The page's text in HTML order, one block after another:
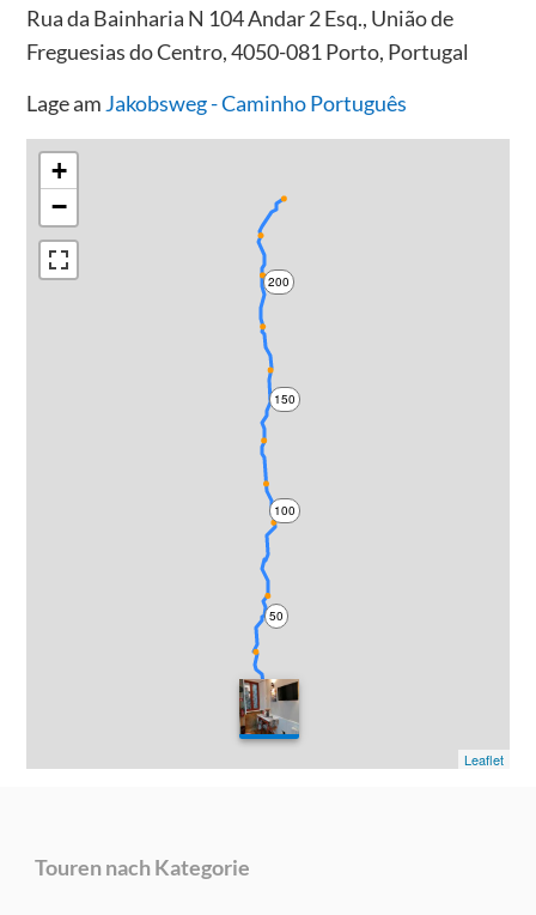
Rua da Bainharia N 104 Andar 2 Esq., União de
Freguesias do Centro, 4050-081 Porto, Portugal
Lage am Jakobsweg - Caminho Português
0
50
100
150
200
+
−
Leaflet
Touren nach Kategorie